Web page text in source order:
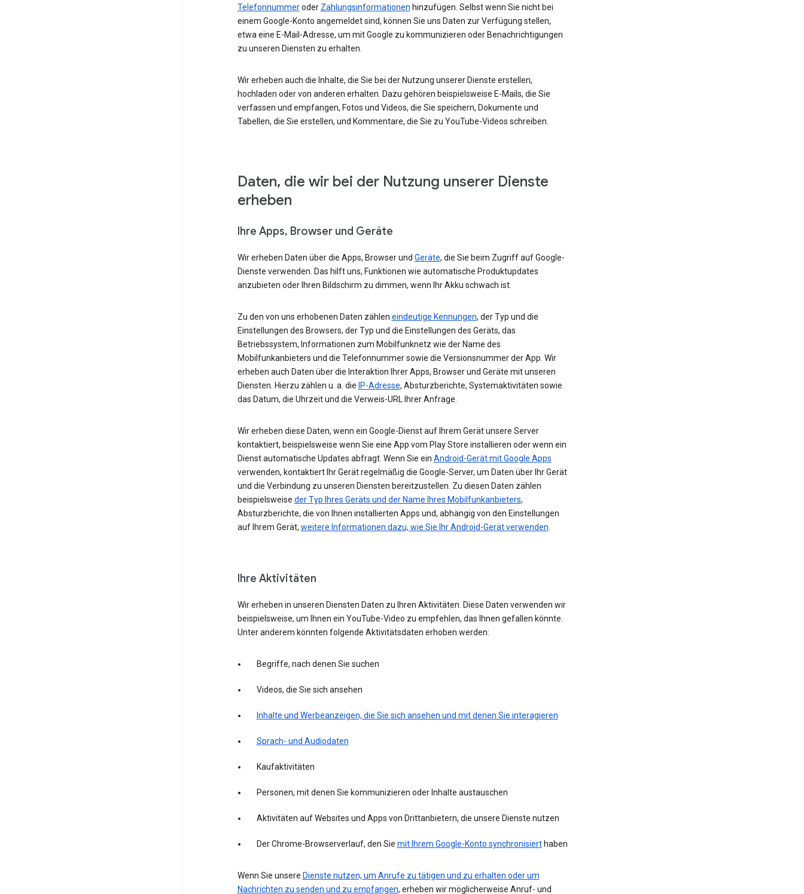
Telefonnummeroder Zahlungsinformationen hinzufügen. Selbst wenn Sie nicht bei
einem Google-Konto angemeldet sind, können Sie uns Daten zur Verfügung stellen,
etwa eine E-Mail-Adresse, um mit Google zu kommunizieren oder Benachrichtigungen
zu unseren Diensten zu erhalten.
Wir erheben auch die Inhalte, die Sie bei der Nutzung unserer Dienste erstellen,
hochladen oder von anderen erhalten. Dazu gehören beispielsweise E-Mails, die Sie
verfassen und empfangen, Fotos und Videos, die Sie speichern, Dokumente und
Tabellen, die Sie erstellen, und Kommentare, die Sie zu YouTube-Videos schreiben.
Daten, die wir bei der Nutzung unserer Dienste
erheben
Ihre Apps, Browser und Geräte
Wir erheben Daten über die Apps, Browser und Geräte, die Sie beim Zugriff auf Google-
Dienste verwenden. Das hilft uns, Funktionen wie automatische Produktupdates
anzubieten oder Ihren Bildschirm zu dimmen, wenn Ihr Akku schwach ist.
Zu den von uns erhobenen Daten zählen eindeutige Kennungen, der Typ und die
Einstellungen des Browsers, der Typ und die Einstellungen des Geräts, das
Betriebssystem, Informationen zum Mobilfunknetz wie der Name des
Mobilfunkanbieters und die Telefonnummer sowie die Versionsnummer der App. Wir
erheben auch Daten über die Interaktion Ihrer Apps, Browser und Geräte mit unseren
Diensten. Hierzu zählen u. a. die IP-Adresse, Absturzberichte, Systemaktivitäten sowie
das Datum, die Uhrzeit und die Verweis-URL Ihrer Anfrage.
Wir erheben diese Daten, wenn ein Google-Dienst auf Ihrem Gerät unsere Server
kontaktiert, beispielsweise wenn Sie eine App vom Play Store installieren oder wenn ein
Dienst automatische Updates abfragt. Wenn Sie ein Android-Gerät mit Google Apps
verwenden, kontaktiert Ihr Gerät regelmäßig die Google-Server, um Daten über Ihr Gerät
und die Verbindung zu unseren Diensten bereitzustellen. Zu diesen Daten zählen
beispielsweise der Typ Ihres Geräts und der Name Ihres Mobilfunkanbieters,
Absturzberichte, die von Ihnen installierten Apps und, abhängig von den Einstellungen
auf Ihrem Gerät, weitere Informationen dazu, wie Sie Ihr Android-Gerät verwenden.
Ihre Aktivitäten
Wir erheben in unseren Diensten Daten zu Ihren Aktivitäten. Diese Daten verwenden wir
beispielsweise, um Ihnen ein YouTube-Video zu empfehlen, das Ihnen gefallen könnte.
Unter anderem könnten folgende Aktivitätsdaten erhoben werden:
Begriffe, nach denen Sie suchen
Videos, die Sie sich ansehen
Inhalte und Werbeanzeigen, die Sie sich ansehen und mit denen Sie interagieren
Sprach- und Audiodaten
Kaufaktivitäten
Personen, mit denen Sie kommunizieren oder Inhalte austauschen
Aktivitäten auf Websites und Apps von Drittanbietern, die unsere Dienste nutzen
Der Chrome-Browserverlauf, den Sie mit Ihrem Google-Konto synchronisierthaben
Wenn Sie unsere Dienste nutzen, um Anrufe zu tätigen und zu erhalten oder um
Nachrichten zu senden und zu empfangen, erheben wir möglicherweise Anruf- und